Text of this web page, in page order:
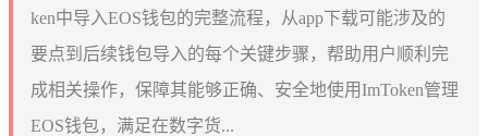
ken中导入EOS钱包的完整流程，从app下载可能涉及的
要点到后续钱包导入的每个关键步骤，帮助用户顺利完
成相关操作，保障其能够正确、安全地使用ImToken管理
EOS钱包，满足在数字货...